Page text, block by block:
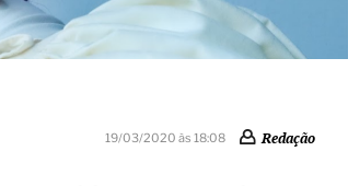
19/03/2020 às 18:08 Redação